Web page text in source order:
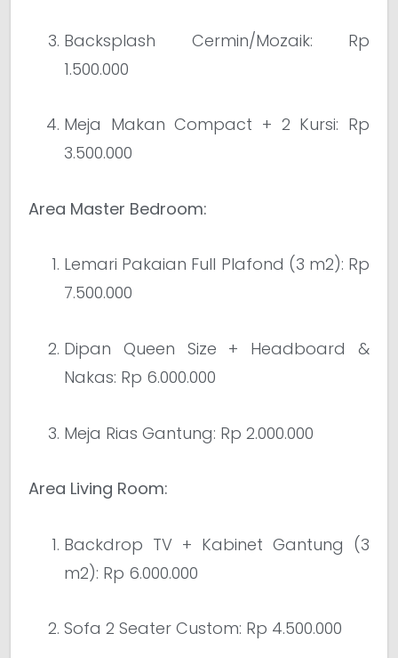
Backsplash Cermin/Mozaik: Rp
1.500.000
Meja Makan Compact + 2 Kursi: Rp
3.500.000
Area Master Bedroom:
Lemari Pakaian Full Plafond (3 m2): Rp
7.500.000
Dipan Queen Size + Headboard &
Nakas: Rp 6.000.000
Meja Rias Gantung: Rp 2.000.000
Area Living Room:
Backdrop TV + Kabinet Gantung (3
m2): Rp 6.000.000
Sofa 2 Seater Custom: Rp 4.500.000